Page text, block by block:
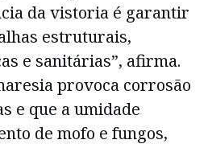
da vistoria é garantir
estruturais,
e sanitárias”, afirma.
provoca corrosão
e que a umidade
de mofo e fungos,